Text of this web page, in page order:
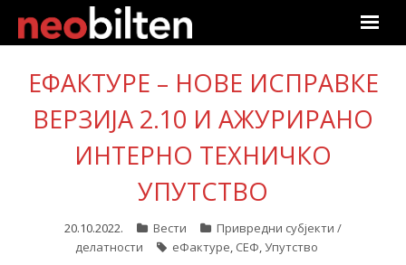
Почетна
Претрага
Актуелно
Линкови
ЕФАКТУРЕ – НОВЕ ИСПРАВКЕ
ВЕРЗИЈА 2.10 И АЖУРИРАНО
ИНТЕРНО ТЕХНИЧКО
УПУТСТВО
20.10.2022. Вести
Привредни субјекти /
делатности
еФактуре, СЕФ,Упутство